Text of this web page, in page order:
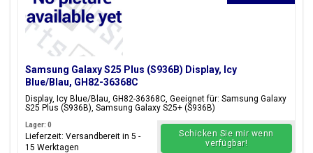
Samsung Galaxy S25 Plus (S936B) Display, Icy
Blue/Blau, GH82-36368C
Display, Icy Blue/Blau, GH82-36368C, Geeignet für: Samsung Galaxy
S25 Plus (S936B), Samsung Galaxy S25+ (S936B)
Lager: 0
Lieferzeit: Versandbereit in 5 -
15 Werktagen
Schicken Sie mir wenn
verfügbar!